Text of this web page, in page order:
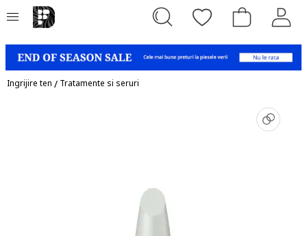
Ingrijire ten / Tratamente si seruri